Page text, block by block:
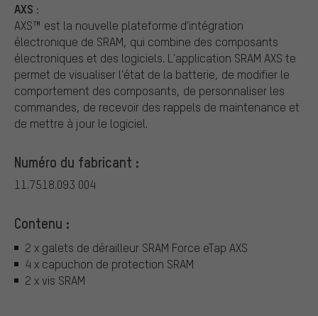
AXS :
AXS™ est la nouvelle plateforme d'intégration
électronique de SRAM, qui combine des composants
électroniques et des logiciels. L'application SRAM AXS te
permet de visualiser l'état de la batterie, de modifier le
comportement des composants, de personnaliser les
commandes, de recevoir des rappels de maintenance et
de mettre à jour le logiciel.
Numéro du fabricant :
11.7518.093 004
Contenu :
2 x galets de dérailleur SRAM Force eTap AXS
4 x capuchon de protection SRAM
2 x vis SRAM